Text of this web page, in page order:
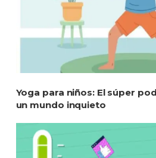
Yoga para niños: El súper
un mundo inquieto